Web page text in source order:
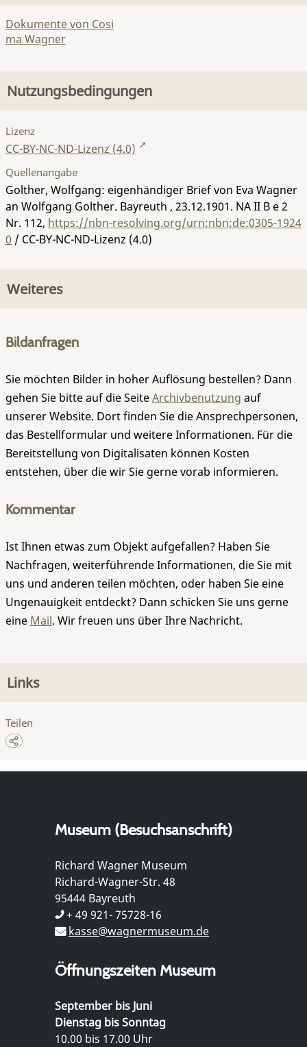
Dokumente von Cosi
ma Wagner
Nutzungsbedingungen
Lizenz
CC-BY-NC-ND-Lizenz (4.0)
Quellenangabe
Golther, Wolfgang: eigenhändiger Brief von Eva Wagner
an Wolfgang Golther. Bayreuth , 23.12.1901. NA II B e 2
Nr. 112, https://nbn-resolving.org/urn:nbn:de:0305-1924
0 / CC-BY-NC-ND-Lizenz (4.0)
Weiteres
Bildanfragen
Sie möchten Bilder in hoher Auflösung bestellen? Dann
gehen Sie bitte auf die SeiteArchivbenutzung auf
unserer Website. Dort finden Sie die Ansprechpersonen,
das Bestellformular und weitere Informationen. Für die
Bereitstellung von Digitalisaten können Kosten
entstehen, über die wir Sie gerne vorab informieren.
Kommentar
Ist Ihnen etwas zum Objekt aufgefallen? Haben Sie
Nachfragen, weiterführende Informationen, die Sie mit
uns und anderen teilen möchten, oder haben Sie eine
Ungenauigkeit entdeckt? Dann schicken Sie uns gerne
eine Mail. Wir freuen uns über Ihre Nachricht.
Links
Teilen
Museum (Besuchsanschrift)
Richard Wagner Museum
Richard-Wagner-Str. 48
95444 Bayreuth
+ 49 921- 75728-16
kasse@wagnermuseum.de
Öffnungszeiten Museum
September bis Juni
Dienstag bis Sonntag
10.00 bis 17.00 Uhr